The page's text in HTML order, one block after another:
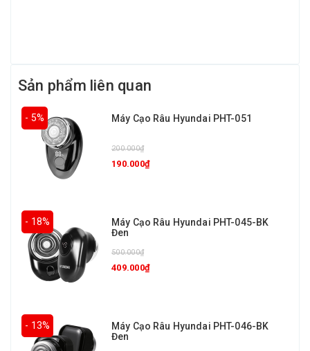
Sản phẩm liên quan
- 5% Máy Cạo Râu Hyundai PHT-051
200.000₫
190.000₫
- 18%
Máy Cạo Râu Hyundai PHT-045-BK
Đen
500.000₫
409.000₫
- 13%
Máy Cạo Râu Hyundai PHT-046-BK
Đen